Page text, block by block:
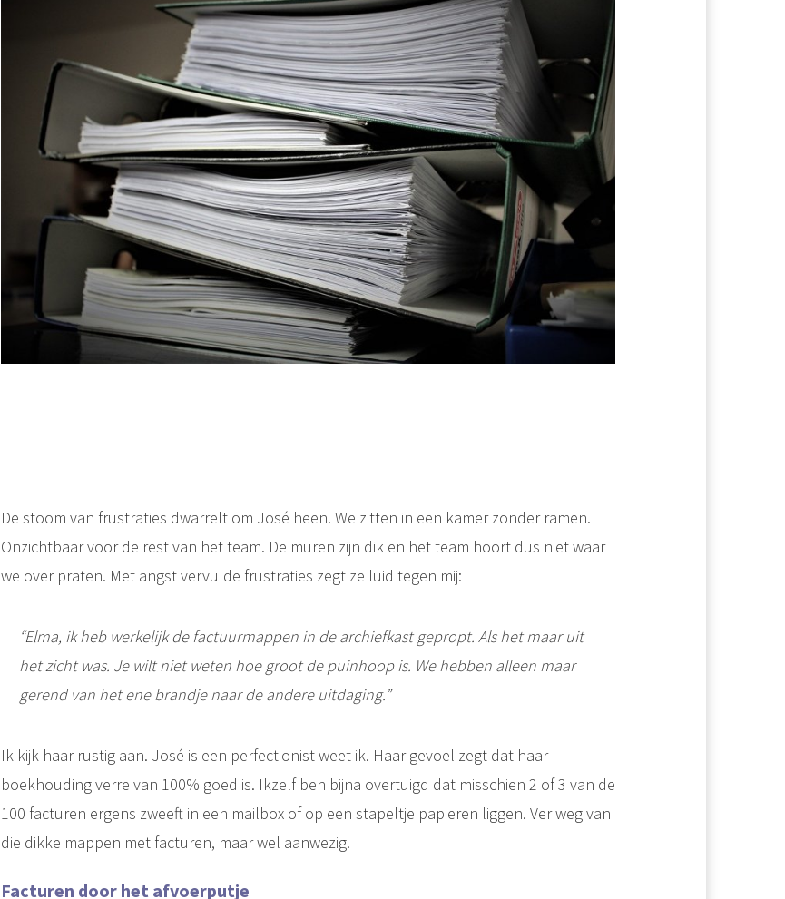
De stoom van frustraties dwarrelt om José heen. We zitten in een kamer zonder ramen.
Onzichtbaar voor de rest van het team. De muren zijn dik en het team hoort dus niet waar
we over praten. Met angst vervulde frustraties zegt ze luid tegen mij:
“Elma, ik heb werkelijk de factuurmappen in de archiefkast gepropt. Als het maar uit
het zicht was. Je wilt niet weten hoe groot de puinhoop is. We hebben alleen maar
gerend van het ene brandje naar de andere uitdaging.”
Ik kijk haar rustig aan. José is een perfectionist weet ik. Haar gevoel zegt dat haar
boekhouding verre van 100% goed is. Ikzelf ben bijna overtuigd dat misschien 2 of 3 van de
100 facturen ergens zweeft in een mailbox of op een stapeltje papieren liggen. Ver weg van
die dikke mappen met facturen, maar wel aanwezig.
Facturen door het afvoerputje